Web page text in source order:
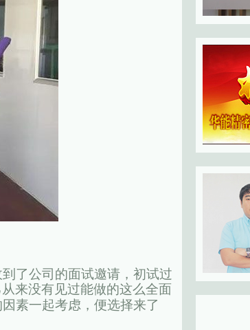
了公司的面试邀请，初试过
来没有见过能做的这么全面
素一起考虑，便选择来了